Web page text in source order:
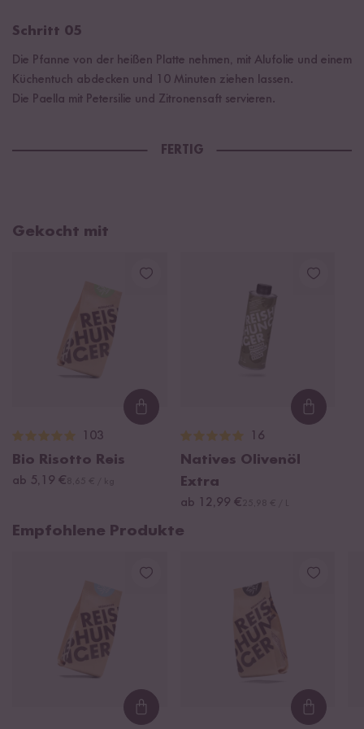
Schritt 05
Die Pfanne von der heißen Platte nehmen, mit Alufolie und einem
Küchentuch abdecken und 10 Minuten ziehen lassen.
Die Paella mit Petersilie und Zitronensaft servieren.
FERTIG
Gekocht mit
Loading...
103
Bio Risotto Reis
ab 5,19 €
16
Natives Olivenöl
Extra
ab 12,99 €
Empfohlene Produkte
Loading...